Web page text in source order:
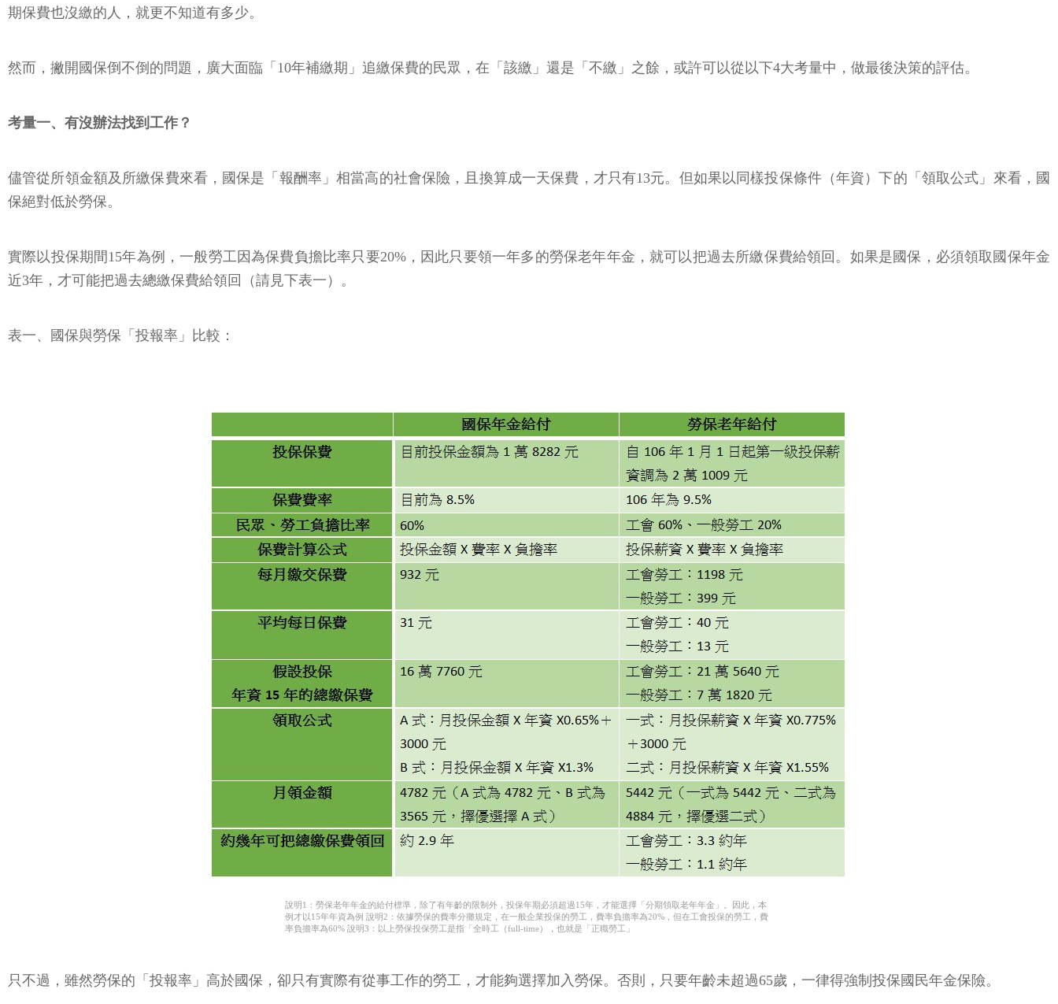
期保費也沒繳的人，就更不知道有多少。
然而，撇開國保倒不倒的問題，廣大面臨「10年補繳期」追繳保費的民眾，在「該繳」還是「不繳」之餘，或許可以從以下4大考量中，做最後決策的評估。
考量一、有沒辦法找到工作？
儘管從所領金額及所繳保費來看，國保是「報酬率」相當高的社會保險，且換算成一天保費，才只有13元。但如果以同樣投保條件（年資）下的「領取公式」來看，國
保絕對低於勞保。
實際以投保期間15年為例，一般勞工因為保費負擔比率只要20%，因此只要領一年多的勞保老年年金，就可以把過去所繳保費給領回。如果是國保，必須領取國保年金
近3年，才可能把過去總繳保費給領回（請見下表一）。
表一、國保與勞保「投報率」比較：
說明1：勞保老年年金的給付標準，除了有年齡的限制外，投保年期必須超過15年，才能選擇「分期領取老年年金」。因此，本
例才以15年年資為例 說明2：依據勞保的費率分攤規定，在一般企業投保的勞工，費率負擔率為20%，但在工會投保的勞工，費
率負擔率為60% 說明3：以上勞保投保勞工是指「全時工（full-time），也就是「正職勞工」
只不過，雖然勞保的「投報率」高於國保，卻只有實際有從事工作的勞工，才能夠選擇加入勞保。否則，只要年齡未超過65歲，一律得強制投保國民年金保險。